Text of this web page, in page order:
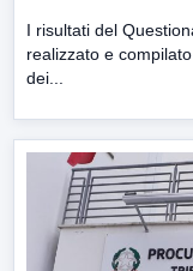
I risultati del
realizzato e
dei...